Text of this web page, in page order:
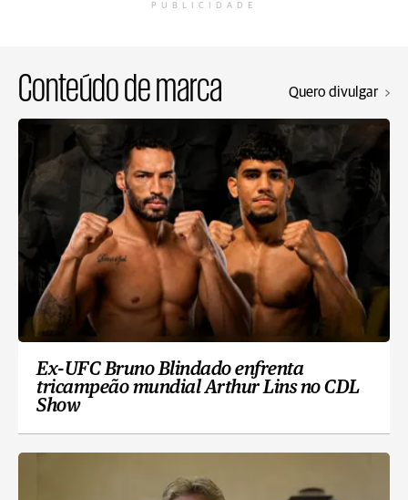
PUBLICIDADE
Conteúdo de marca Quero divulgar
Ex-UFC Bruno Blindado enfrenta
tricampeão mundial Arthur Lins no CDL
Show